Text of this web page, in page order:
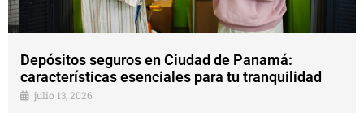
Depósitos seguros en Ciudad de Panamá:
características esenciales para tu tranquilidad
julio 13, 2026